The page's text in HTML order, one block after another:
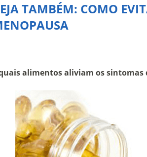
TAMBÉM: COMO
alimentos aliviam os sintomas